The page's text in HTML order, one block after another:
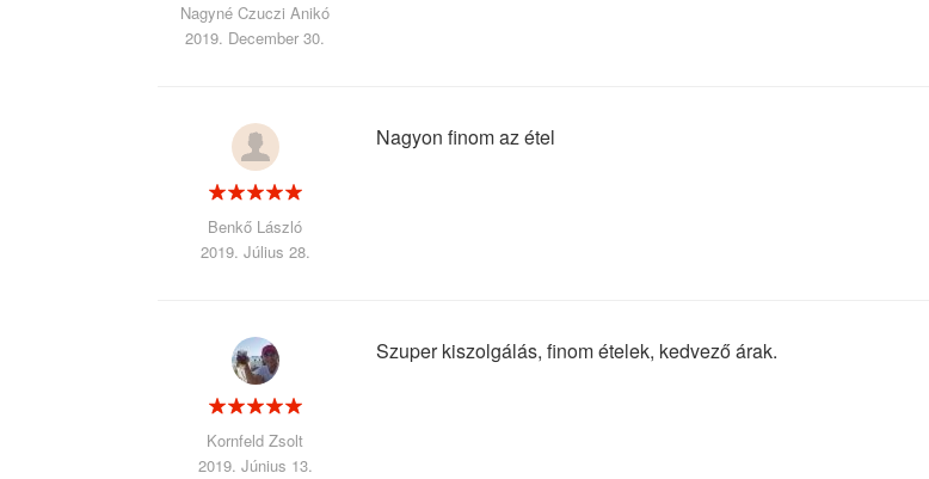
Nagyné Czuczi Anikó
2019. December 30.
Benkő László
2019. Július 28.
Nagyon finom az étel
Kornfeld Zsolt
2019. Június 13.
Szuper kiszolgálás, finom ételek, kedvező árak.